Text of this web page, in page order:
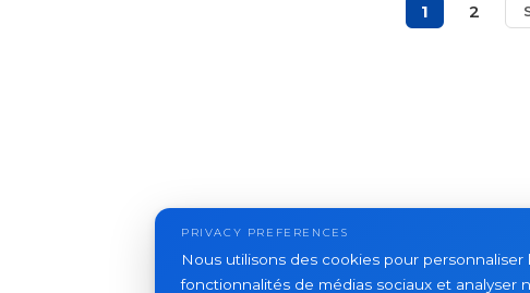
1 2
PRIVACY PREFERENCES
Nous utilisons des cookies pour
fonctionnalités de médias sociaux et analyser